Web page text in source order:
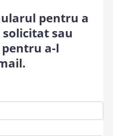
pentru a
sau
a-l